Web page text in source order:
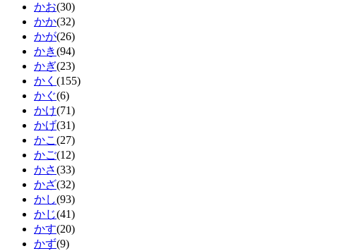
かお(30)
かか(32)
かが(26)
かき(94)
かぎ(23)
かく (155)
かぐ(6)
かけ(71)
かげ(31)
かこ (27)
かご(12)
かさ(33)
かざ(32)
かし(93)
かじ(41)
かす(20)
かず(9)